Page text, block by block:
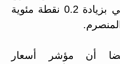
خلال شهر أبريل الماضي بزيادة 0.2 نقطة مئوية
أن مؤشر أسعار